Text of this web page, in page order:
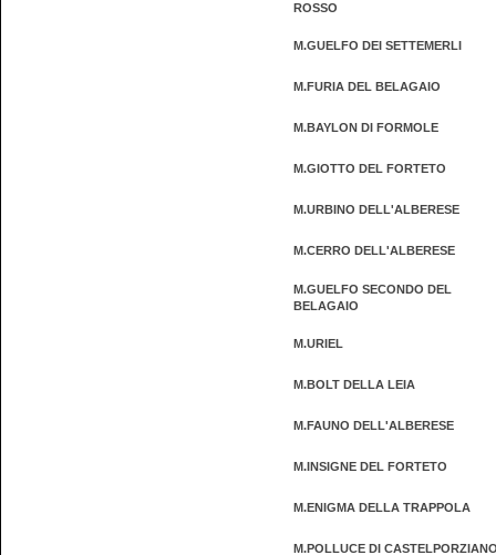
ROSSO
M.GUELFO DEI SETTEMERLI
M.FURIA DEL BELAGAIO
M.BAYLON DI FORMOLE
M.GIOTTO DEL FORTETO
M.URBINO DELL'ALBERESE
M.CERRO DELL'ALBERESE
M.GUELFO SECONDO DEL
BELAGAIO
M.URIEL
M.BOLT DELLA LEIA
M.FAUNO DELL'ALBERESE
M.INSIGNE DEL FORTETO
M.ENIGMA DELLA TRAPPOLA
M.POLLUCE DI